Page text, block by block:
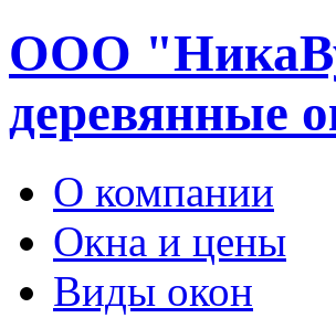
ООО
деревянные
О компании
Окна и цены
Виды окон